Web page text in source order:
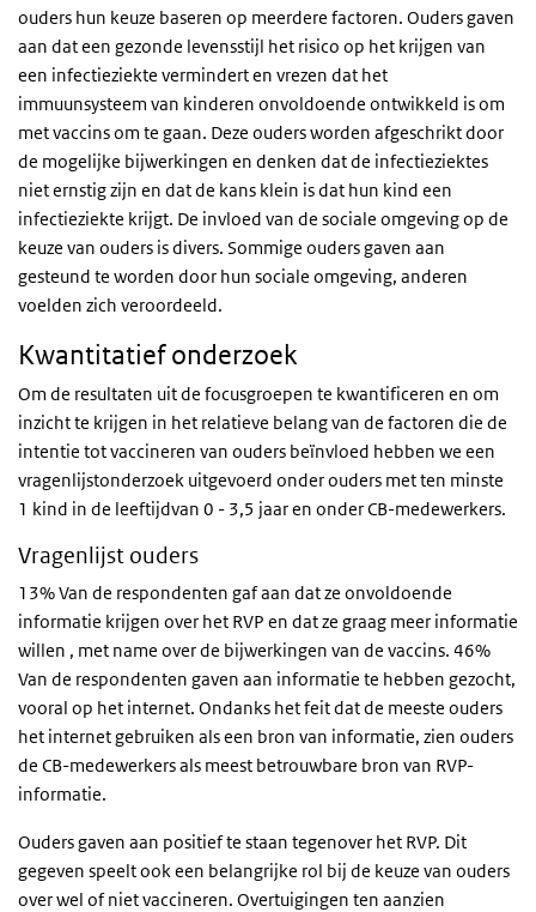
ouders hun keuze baseren op meerdere factoren. Ouders gaven
aan dat een gezonde levensstijl het risico op het krijgen van
een infectieziekte vermindert en vrezen dat het
immuunsysteem van kinderen onvoldoende ontwikkeld is om
met vaccins om te gaan. Deze ouders worden afgeschrikt door
de mogelijke bijwerkingen en denken dat de infectieziektes
niet ernstig zijn en dat de kans klein is dat hun kind een
infectieziekte krijgt. De invloed van de sociale omgeving op de
keuze van ouders is divers. Sommige ouders gaven aan
gesteund te worden door hun sociale omgeving, anderen
voelden zich veroordeeld.
Kwantitatief onderzoek
Om de resultaten uit de focusgroepen te kwantificeren en om
inzicht te krijgen in het relatieve belang van de factoren die de
intentie tot vaccineren van ouders beïnvloed hebben we een
vragenlijstonderzoek uitgevoerd onder ouders met ten minste
1 kind in de leeftijdvan 0 - 3,5 jaar en onder CB-medewerkers.
Vragenlijst ouders
13% Van de respondenten gaf aan dat ze onvoldoende
informatie krijgen over het RVP en dat ze graag meer informatie
willen , met name over de bijwerkingen van de vaccins. 46%
Van de respondenten gaven aan informatie te hebben gezocht,
vooral op het internet. Ondanks het feit dat de meeste ouders
het internet gebruiken als een bron van informatie, zien ouders
de CB-medewerkers als meest betrouwbare bron van RVP-
informatie.
Ouders gaven aan positief te staan tegenover het RVP. Dit
gegeven speelt ook een belangrijke rol bij de keuze van ouders
over wel of niet vaccineren. Overtuigingen ten aanzien